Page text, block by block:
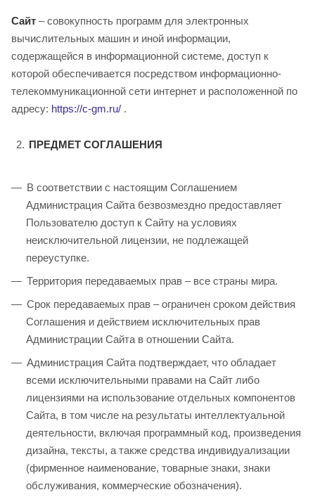
Сайт – совокупность программ для электронных
вычислительных машин и иной информации,
содержащейся в информационной системе, доступ к
которой обеспечивается посредством информационно-
телекоммуникационной сети интернет и расположенной по
адресу: https://c-gm.ru/ .
ПРЕДМЕТ СОГЛАШЕНИЯ
В соответствии с настоящим Соглашением
Администрация Сайта безвозмездно предоставляет
Пользователю доступ к Сайту на условиях
неисключительной лицензии, не подлежащей
переуступке.
Территория передаваемых прав – все страны мира.
Срок передаваемых прав – ограничен сроком действия
Соглашения и действием исключительных прав
Администрации Сайта в отношении Сайта.
Администрация Сайта подтверждает, что обладает
всеми исключительными правами на Сайт либо
лицензиями на использование отдельных компонентов
Сайта, в том числе на результаты интеллектуальной
деятельности, включая программный код, произведения
дизайна, тексты, а также средства индивидуализации
(фирменное наименование, товарные знаки, знаки
обслуживания, коммерческие обозначения).